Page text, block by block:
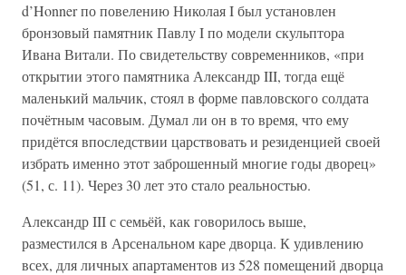
d’Honner по повелению Николая I был установлен
бронзовый памятник Павлу I по модели скульптора
Ивана Витали. По свидетельству современников, «при
открытии этого памятника Александр III, тогда ещё
маленький мальчик, стоял в форме павловского солдата
почётным часовым. Думал ли он в то время, что ему
придётся впоследствии царствовать и резиденцией своей
избрать именно этот заброшенный многие годы дворец»
(51, с. 11). Через 30 лет это стало реальностью.
Александр III с семьёй, как говорилось выше,
разместился в Арсенальном каре дворца. К удивлению
всех, для личных апартаментов из 528 помещений дворца